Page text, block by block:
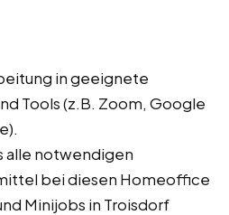
in geeignete
Tools (z.B. Zoom, Google
alle notwendigen
bei diesen Homeoffice
Minijobs in Troisdorf